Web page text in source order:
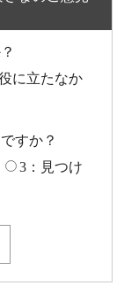
に立たなか
すか？
3：見つけ